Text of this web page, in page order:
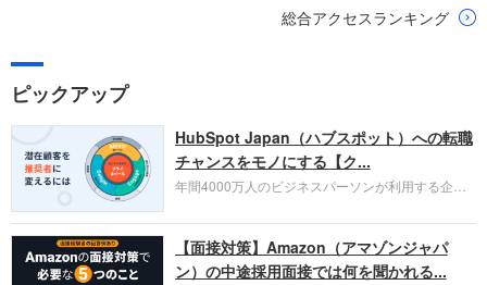
総合アクセスランキング
ピックアップ
HubSpot Japan（ハブスポット）への転職
チャンスをモノにする【ク...
年間4000万人のビジネスパーソンが利用する企業
お勧めするイチオシ企業をご紹介します。今回はク
ラウド型CRMプラットフォームを提供する
HubSpot Japan（ハブスポット・ジャパン）株式会
【面接対策】Amazon（アマゾンジャパ
ン）の中途採用面接では何を聞かれる...